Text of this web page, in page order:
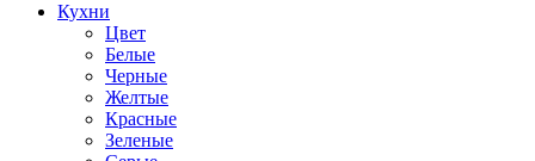
Кухни
Цвет
Белые
Черные
Желтые
Красные
Зеленые